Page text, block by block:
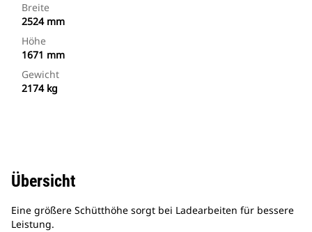
Breite
2524 mm
Höhe
1671 mm
Gewicht
2174 kg
Übersicht
Eine größere Schütthöhe sorgt bei Ladearbeiten für bessere
Leistung.